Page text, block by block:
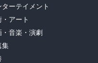
ターテイメント
・アート
・音楽・演劇
集